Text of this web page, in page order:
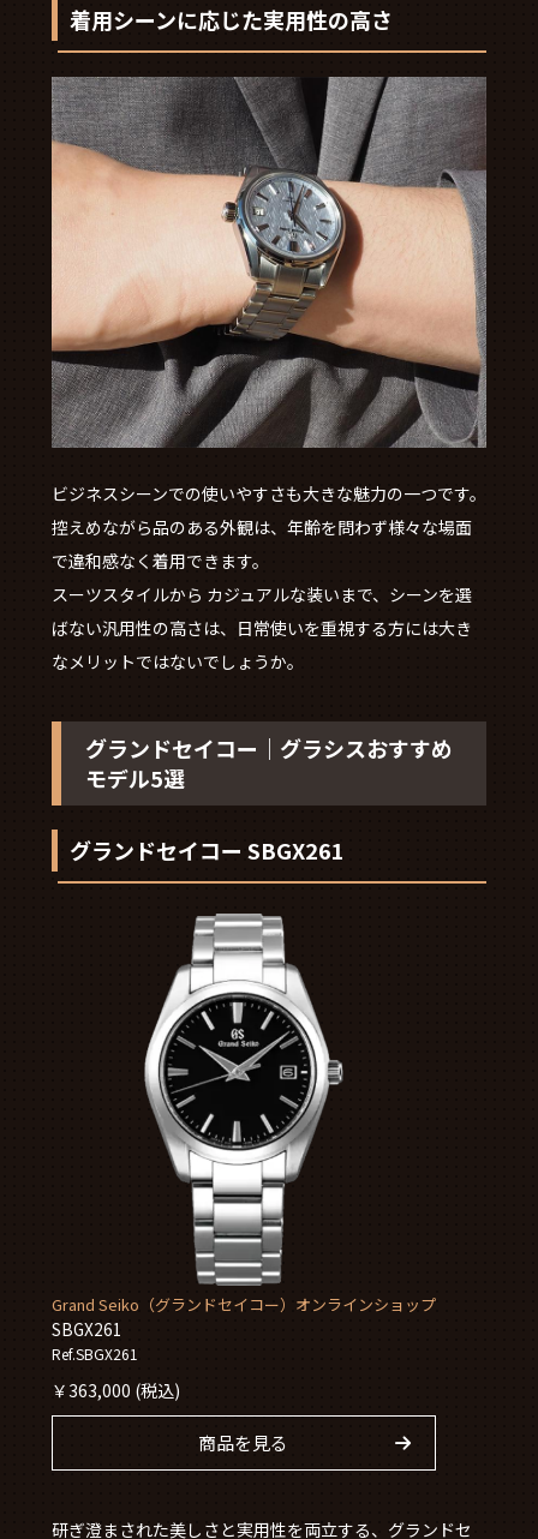
着用シーンに応じた実用性の高さ
ビジネスシーンでの使いやすさも大きな魅力の一つです。
控えめながら品のある外観は、年齢を問わず様々な場面
で違和感なく着用できます。
スーツスタイルから カジュアルな装いまで、シーンを選
ばない汎用性の高さは、日常使いを重視する方には大き
なメリットではないでしょうか。
グランドセイコー｜グラシスおすすめ
モデル5選
グランドセイコー SBGX261
Grand Seiko（グランドセイコー）オンラインショップ
SBGX261
Ref.SBGX261
￥363,000 (税込)
商品を見る
研ぎ澄まされた美しさと実用性を両立する、グランドセ